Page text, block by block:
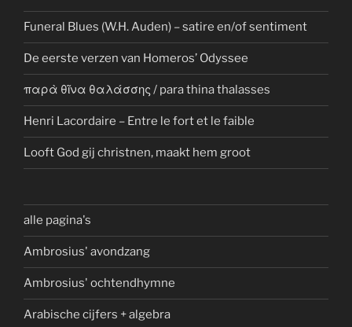
Funeral Blues (W.H. Auden) – satire en/of sentiment
De eerste verzen van Homeros’ Odyssee
παρὰ θῖνα θαλάσσης / para thina thalasses
Henri Lacordaire – Entre le fort et le faible
Looft God gij christnen, maakt hem groot
alle pagina's
Ambrosius' avondzang
Ambrosius' ochtendhymne
Arabische cijfers + algebra